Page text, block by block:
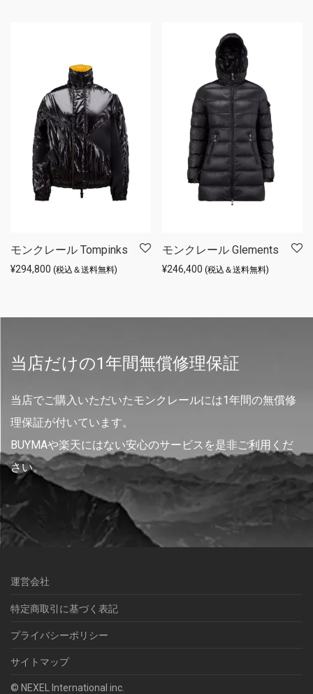
モンクレール Tompinks
¥294,800 (税込＆送料無料)
モンクレール Glements
¥246,400 (税込＆送料無料)
当店だけの1年間無償修理保証
当店でご購入いただいたモンクレールには1年間の無償修
理保証が付いています。
BUYMAや楽天にはない安心のサービスを是非ご利用くだ
さい。
運営会社
特定商取引に基づく表記
プライバシーポリシー
サイトマップ
© NEXEL International inc.